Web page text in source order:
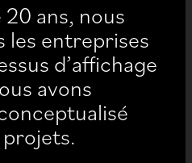
ans, nous
les entreprises
d’affichage
avons